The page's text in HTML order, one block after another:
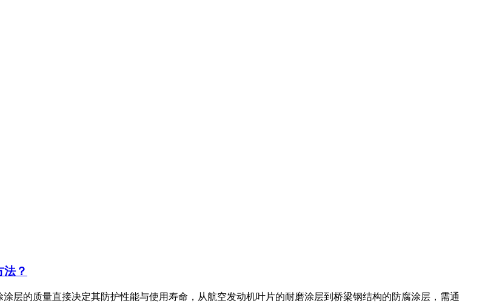
？
层的质量直接决定其防护性能与使用寿命，从航空发动机叶片的耐磨涂层到桥梁钢结构的防腐涂层，需通